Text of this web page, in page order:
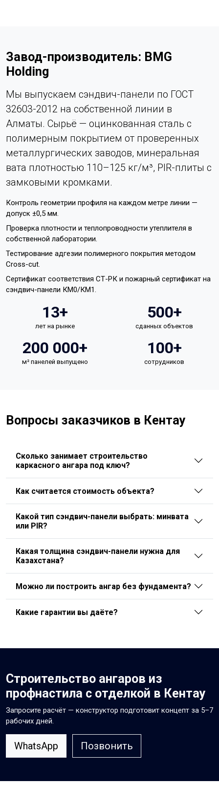
Завод-производитель: BMG
Holding
Мы выпускаем сэндвич-панели по ГОСТ
32603-2012 на собственной линии в
Алматы. Сырьё — оцинкованная сталь с
полимерным покрытием от проверенных
металлургических заводов, минеральная
вата плотностью 110–125 кг/м³, PIR-плиты с
замковыми кромками.
Контроль геометрии профиля на каждом метре линии —
допуск ±0,5 мм.
Проверка плотности и теплопроводности утеплителя в
собственной лаборатории.
Тестирование адгезии полимерного покрытия методом
Cross-cut.
Сертификат соответствия СТ-РК и пожарный сертификат на
сэндвич-панели КМ0/КМ1.
13+
лет на рынке
500+
сданных объектов
200 000+
м² панелей выпущено
100+
сотрудников
Вопросы заказчиков в Кентау
Сколько занимает строительство
каркасного ангара под ключ?
Как считается стоимость объекта?
Какой тип сэндвич-панели выбрать: минвата
или PIR?
Какая толщина сэндвич-панели нужна для
Казахстана?
Можно ли построить ангар без фундамента?
Какие гарантии вы даёте?
Строительство ангаров из
профнастила с отделкой в Кентау
Запросите расчёт — конструктор подготовит концепт за 5–7
рабочих дней.
WhatsApp Позвонить